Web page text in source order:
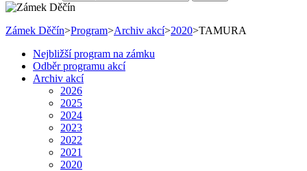
Zámek Děčín>Program>Archiv akcí>2020>TAMURA
Nejbližší program na zámku
Odběr programu akcí
Archiv akcí
2026
2025
2024
2023
2022
2021
2020